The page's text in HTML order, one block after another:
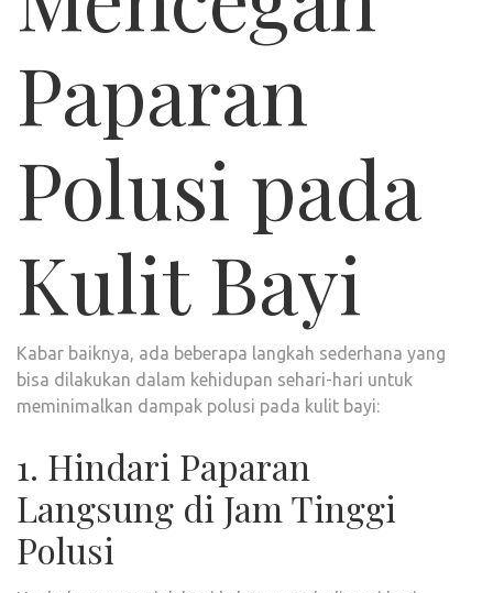
Paparan
Polusi pada
Kulit Bayi
Kabar baiknya, ada beberapa langkah sederhana yang
bisa dilakukan dalam kehidupan sehari-hari untuk
meminimalkan dampak polusi pada kulit bayi:
1. Hindari Paparan
Langsung di Jam Tinggi
Polusi